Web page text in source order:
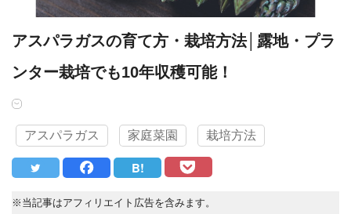
アスパラガスの育て方・栽培方法│露地・プラ
ンター栽培でも10年収穫可能！
アスパラガス 家庭菜園 栽培方法
B!
※当記事はアフィリエイト広告を含みます。